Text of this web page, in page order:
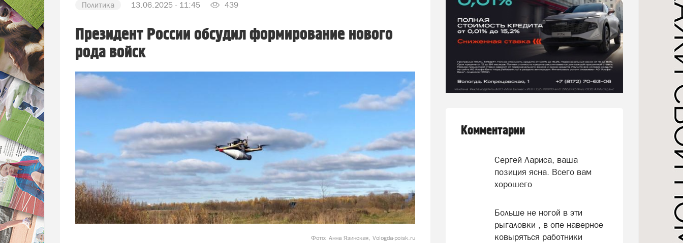
Политика 13.06.2025 - 11:45 439
Президент России обсудил формирование нового
рода войск
Фото: Анна Язинская, Vologda-poisk.ru
Комментарии
Сергей Лариса, ваша
позиция ясна. Всего вам
хорошего
Больше не ногой в эти
рыгаловки , в опе наверное
ковыряться работники